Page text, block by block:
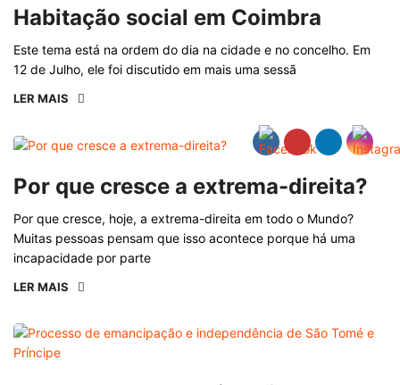
Habitação social em Coimbra
Este tema está na ordem do dia na cidade e no concelho. Em
12 de Julho, ele foi discutido em mais uma sessã
LER MAIS
Por que cresce a extrema-direita?
Por que cresce, hoje, a extrema-direita em todo o Mundo?
Muitas pessoas pensam que isso acontece porque há uma
incapacidade por parte
LER MAIS